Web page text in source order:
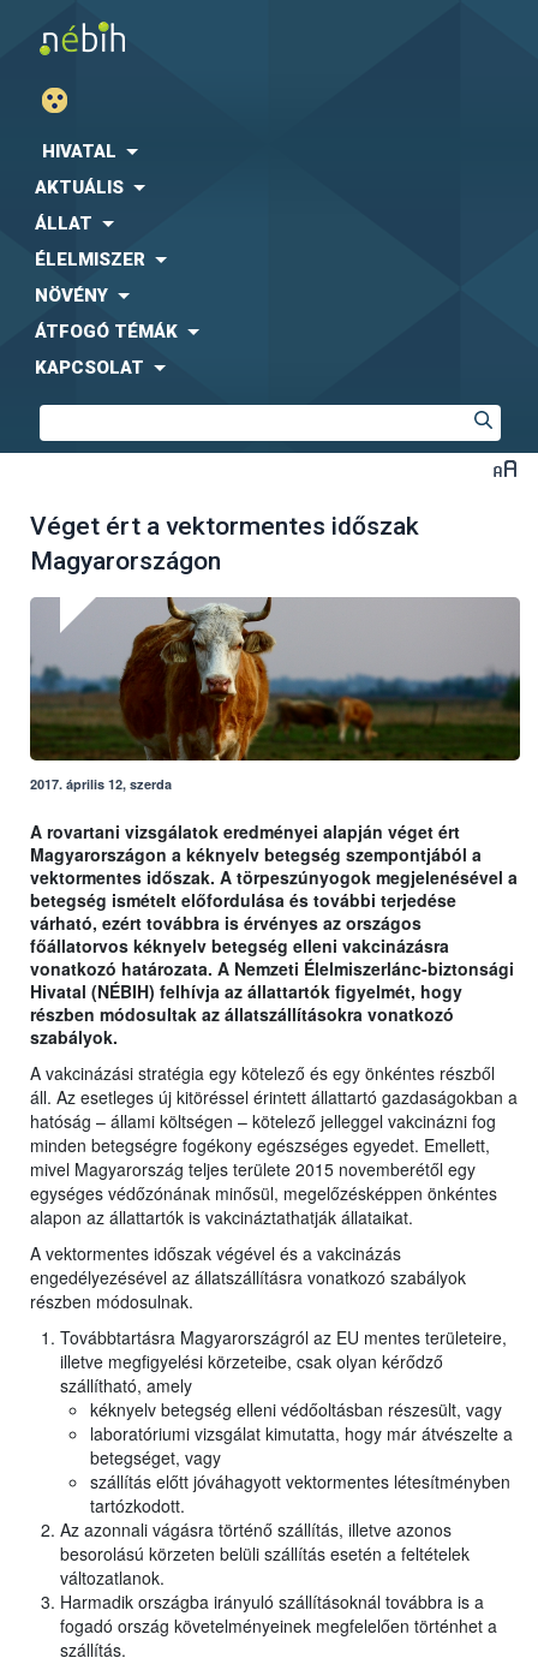
HIVATAL
AKTUÁLIS
ÁLLAT
ÉLELMISZER
NÖVÉNY
ÁTFOGÓ TÉMÁK
KAPCSOLAT
Véget ért a vektormentes időszak
Magyarországon
2017. április 12, szerda
A rovartani vizsgálatok eredményei alapján véget ért
Magyarországon a kéknyelv betegség szempontjából a
vektormentes időszak. A törpeszúnyogok megjelenésével a
betegség ismételt előfordulása és további terjedése
várható, ezért továbbra is érvényes az országos
főállatorvos kéknyelv betegség elleni vakcinázásra
vonatkozó határozata. A Nemzeti Élelmiszerlánc-biztonsági
Hivatal (NÉBIH) felhívja az állattartók figyelmét, hogy
részben módosultak az állatszállításokra vonatkozó
szabályok.
A vakcinázási stratégia egy kötelező és egy önkéntes részből
áll. Az esetleges új kitöréssel érintett állattartó gazdaságokban a
hatóság – állami költségen – kötelező jelleggel vakcinázni fog
minden betegségre fogékony egészséges egyedet. Emellett,
mivel Magyarország teljes területe 2015 novemberétől egy
egységes védőzónának minősül, megelőzésképpen önkéntes
alapon az állattartók is vakcináztathatják állataikat.
A vektormentes időszak végével és a vakcinázás
engedélyezésével az állatszállításra vonatkozó szabályok
részben módosulnak.
Továbbtartásra Magyarországról az EU mentes területeire,
illetve megfigyelési körzeteibe, csak olyan kérődző
szállítható, amely
kéknyelv betegség elleni védőoltásban részesült, vagy
laboratóriumi vizsgálat kimutatta, hogy már átvészelte a
betegséget, vagy
szállítás előtt jóváhagyott vektormentes létesítményben
tartózkodott.
Az azonnali vágásra történő szállítás, illetve azonos
besorolású körzeten belüli szállítás esetén a feltételek
változatlanok.
Harmadik országba irányuló szállításoknál továbbra is a
fogadó ország követelményeinek megfelelően történhet a
szállítás.